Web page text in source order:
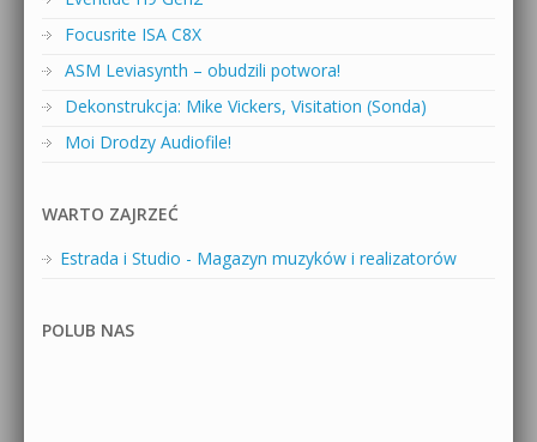
Focusrite ISA C8X
ASM Leviasynth – obudzili potwora!
Dekonstrukcja: Mike Vickers, Visitation (Sonda)
Moi Drodzy Audiofile!
WARTO ZAJRZEĆ
Estrada i Studio - Magazyn muzyków i realizatorów
POLUB NAS